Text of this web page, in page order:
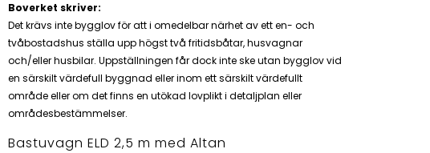
Boverket skriver:
Det krävs inte bygglov för att i omedelbar närhet av ett en- och
tvåbostadshus ställa upp högst två fritidsbåtar, husvagnar
och/eller husbilar. Uppställningen får dock inte ske utan bygglov vid
en särskilt värdefull byggnad eller inom ett särskilt värdefullt
område eller om det finns en utökad lovplikt i detaljplan eller
områdesbestämmelser.
Bastuvagn ELD 2,5 m med Altan